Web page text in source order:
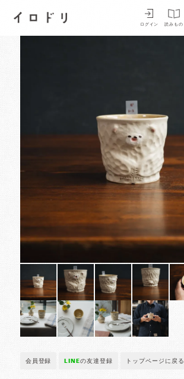
イロドリ
ログイン 読みもの
会員登録 LINEの友達登録 トップページに戻る